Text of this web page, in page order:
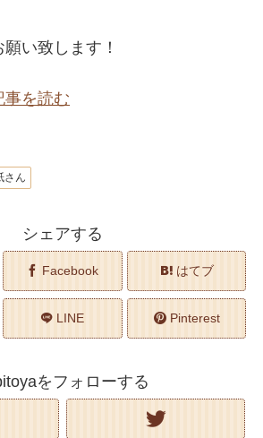
い致します！
を読む
さん
シェアする
Facebook はてブ
LINE Pinterest
をフォローする